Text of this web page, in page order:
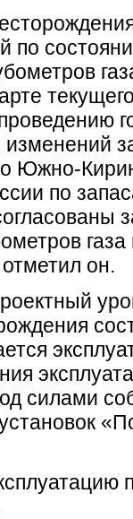
по
Южно-
по
он.
силами